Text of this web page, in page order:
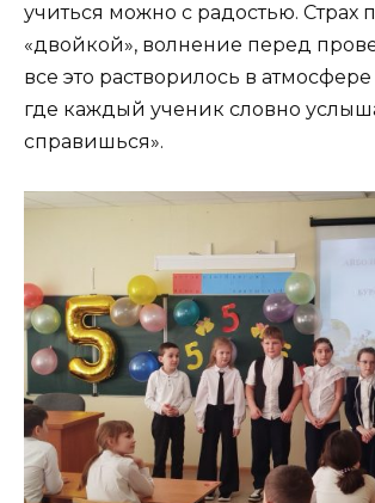
учиться можно с радостью. Страх
«двойкой», волнение перед
все это растворилось в
где каждый ученик словно
справишься».